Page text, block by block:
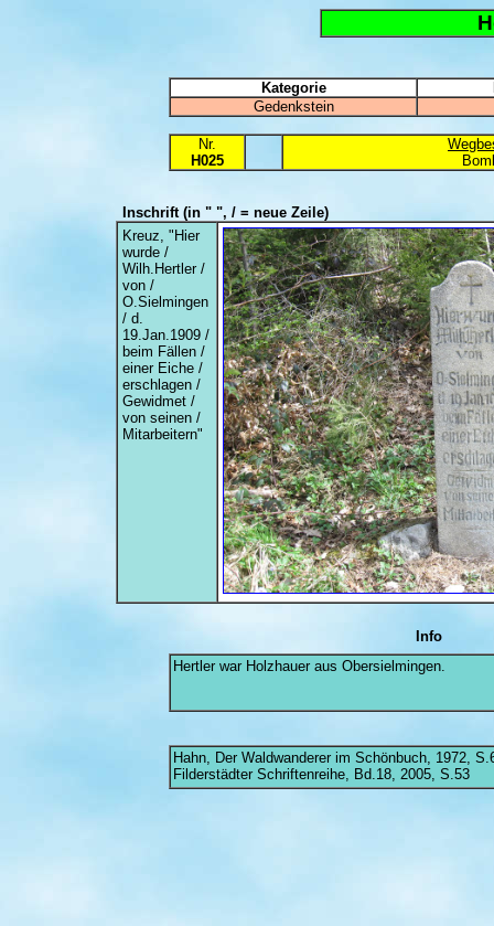
Kategorie
Gedenkstein
Nr.
H025
Inschrift(in " ", / = neue Zeile)
Kreuz, "Hier
wurde /
Wilh.Hertler /
von /
O.Sielmingen
/ d.
19.Jan.1909 /
beim Fällen /
einer Eiche /
erschlagen /
Gewidmet /
von seinen /
Mitarbeitern"
Info
Hertler war Holzhauer aus Obersielmingen.
Hahn, Der Waldwanderer im Schönbuch, 1972,
Filderstädter Schriftenreihe, Bd.18, 2005, S.53